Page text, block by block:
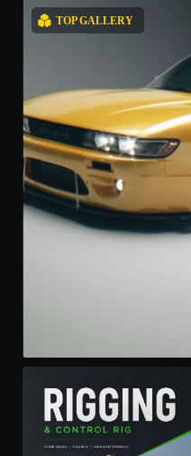
TOP GALLERY